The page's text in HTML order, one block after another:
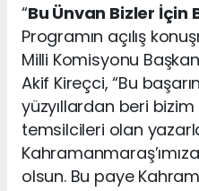
“Bu Ünvan Bizler İçin
Programın açılış
Milli Komisyonu
Akif Kireçci, “Bu
yüzyıllardan beri
temsilcileri olan
olsun. Bu paye